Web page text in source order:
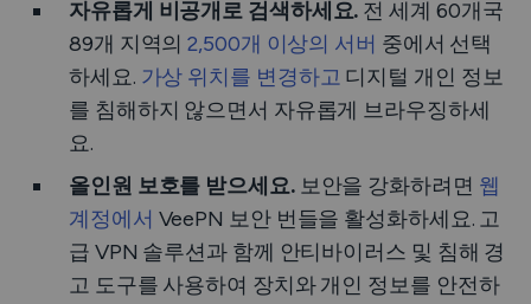
자유롭게 비공개로 검색하세요. 전 세계 60개국
89개 지역의2,500개 이상의 서버 중에서 선택
하세요. 가상 위치를 변경하고 디지털 개인 정보
를 침해하지 않으면서 자유롭게 브라우징하세
요.
올인원 보호를 받으세요. 보안을 강화하려면 웹
계정에서 VeePN 보안 번들을 활성화하세요. 고
급 VPN 솔루션과 함께 안티바이러스 및 침해 경
고 도구를 사용하여 장치와 개인 정보를 안전하